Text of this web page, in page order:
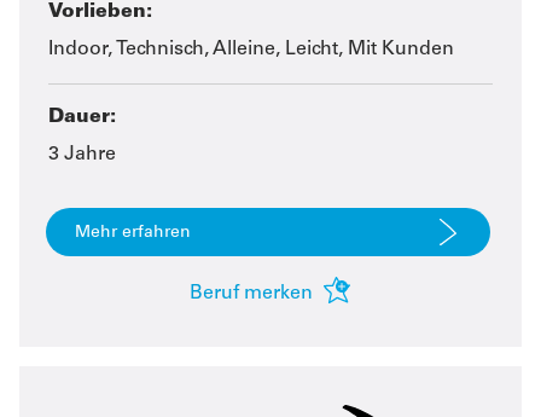
Vorlieben:
Indoor, Technisch, Alleine, Leicht, Mit Kunden
Dauer:
3 Jahre
Mehr erfahren
Beruf merken